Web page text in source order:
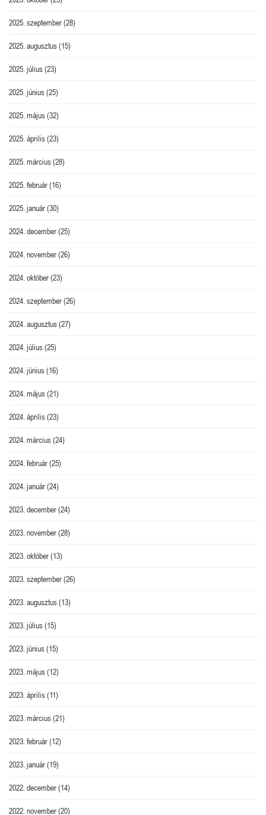
2025. szeptember(28)
2025. augusztus(15)
2025. július(23)
2025. június(25)
2025. május(32)
2025. április(23)
2025. március(28)
2025. február(16)
2025. január(30)
2024. december(25)
2024. november(26)
2024. október(23)
2024. szeptember(26)
2024. augusztus(27)
2024. július(25)
2024. június(16)
2024. május(21)
2024. április(23)
2024. március(24)
2024. február(25)
2024. január(24)
2023. december(24)
2023. november(28)
2023. október(13)
2023. szeptember(26)
2023. augusztus(13)
2023. július(15)
2023. június(15)
2023. május(12)
2023. április(11)
2023. március(21)
2023. február(12)
2023. január(19)
2022. december(14)
2022. november(20)